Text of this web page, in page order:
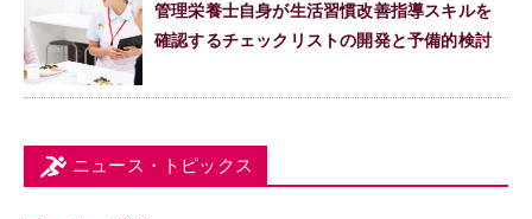
管理栄養士自身が生活習慣改善指導スキルを
確認するチェックリストの開発と予備的検討
ニュース・トピックス